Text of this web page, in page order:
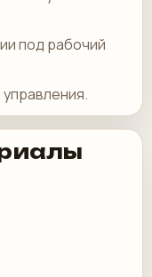
под рабочий